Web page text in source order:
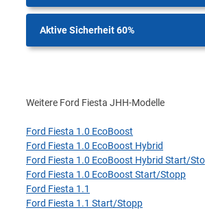
Aktive Sicherheit 60%
Weitere Ford Fiesta JHH-Modelle
Ford Fiesta 1.0 EcoBoost
Ford Fiesta 1.0 EcoBoost Hybrid
Ford Fiesta 1.0 EcoBoost Hybrid Start/
Ford Fiesta 1.0 EcoBoost Start/Stopp
Ford Fiesta 1.1
Ford Fiesta 1.1 Start/Stopp